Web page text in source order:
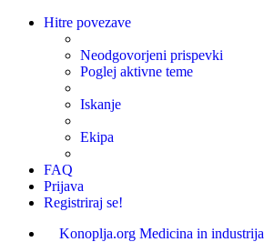
Hitre povezave
Neodgovorjeni prispevki
Poglej aktivne teme
Iskanje
Ekipa
FAQ
Prijava
Registriraj se!
Konoplja.org Medicina in industrija